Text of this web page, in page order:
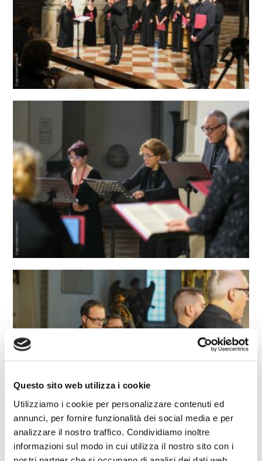
Questo sito web utilizza i cookie
Utilizziamo i cookie per personalizzare contenuti ed
annunci, per fornire funzionalità dei social media e per
analizzare il nostro traffico. Condividiamo inoltre
informazioni sul modo in cui utilizza il nostro sito con i